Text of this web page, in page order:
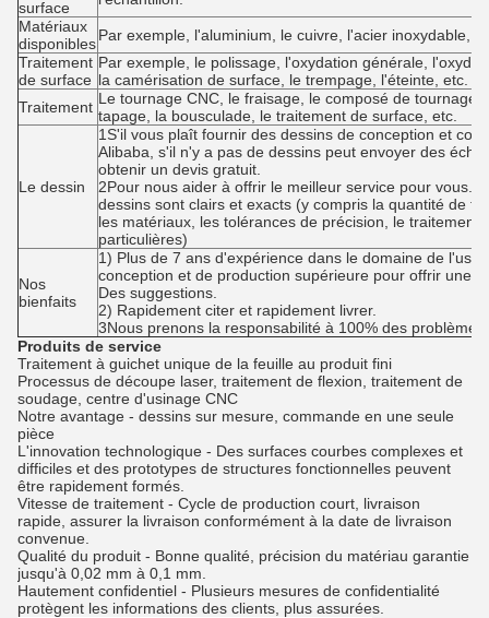
surface
Matériaux
disponiblesPar exemple, l'aluminium, le cuivre, l'acier inoxydable,
Traitement
de surface
Par exemple, le polissage, l'oxydation générale,
la camérisation de surface, le trempage, l'éteinte, etc.
Traitement Le tournage CNC, le fraisage, le composé de
tapage, la bousculade, le traitement de surface, etc.
Le dessin
1S'il vous plaît fournir des dessins de conception et
Alibaba, s'il n'y a pas de dessins peut envoyer des
obtenir un devis gratuit.
2Pour nous aider à offrir le meilleur service pour vous.
dessins sont clairs et exacts (y compris la quantité de
les matériaux, les tolérances de précision, le traitement
particulières)
Nos
bienfaits
1) Plus de 7 ans d'expérience dans le domaine de
conception et de production supérieure pour offrir une
Des suggestions.
2) Rapidement citer et rapidement livrer.
3Nous prenons la responsabilité à 100% des
Produits de service
Traitement à guichet unique de la feuille au produit fini
Processus de découpe laser, traitement de flexion, traitement de
soudage, centre d'usinage CNC
Notre avantage - dessins sur mesure, commande en une seule
pièce
L'innovation technologique - Des surfaces courbes complexes et
difficiles et des prototypes de structures fonctionnelles peuvent
être rapidement formés.
Vitesse de traitement - Cycle de production court, livraison
rapide, assurer la livraison conformément à la date de livraison
convenue.
Qualité du produit - Bonne qualité, précision du matériau garantie
jusqu'à 0,02 mm à 0,1 mm.
Hautement confidentiel - Plusieurs mesures de confidentialité
protègent les informations des clients, plus assurées.